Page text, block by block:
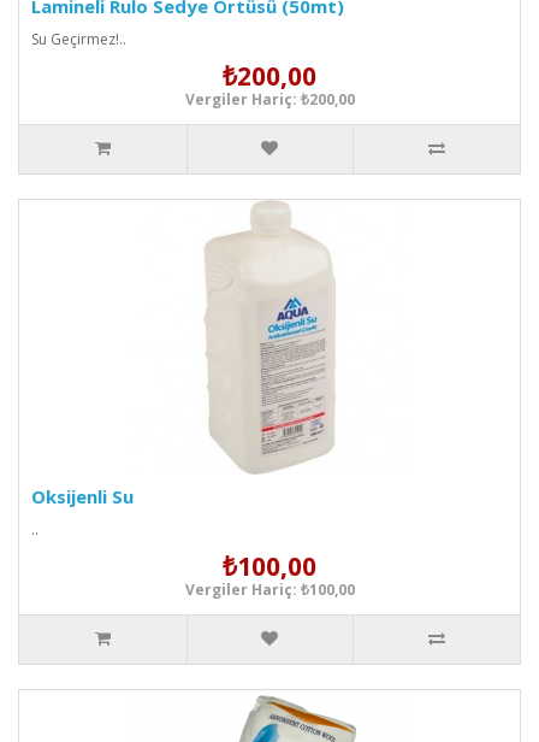
Lamineli Rulo Sedye Örtüsü (50mt)
Su Geçirmez!..
₺200,00
Vergiler Hariç: ₺200,00
Oksijenli Su
..
₺100,00
Vergiler Hariç: ₺100,00